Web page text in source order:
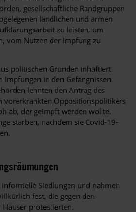
gesellschaftliche Randgruppen
ländlichen und armen
zu leisten, um
vom Nutzen der Impfung zu
politischen Gründen inhaftiert
Impfungen in den Gefängnissen
lehnten den Antrag des
vorerkrankten Oppositionspolitikers
ab, der geimpft werden wollte.
starben, nachdem sie Covid-19-
Siedlungen und nahmen
fest, die gegen den
protestierten.